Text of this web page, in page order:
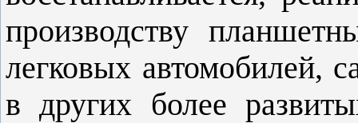
производству
легковых автомобилей,
в других более